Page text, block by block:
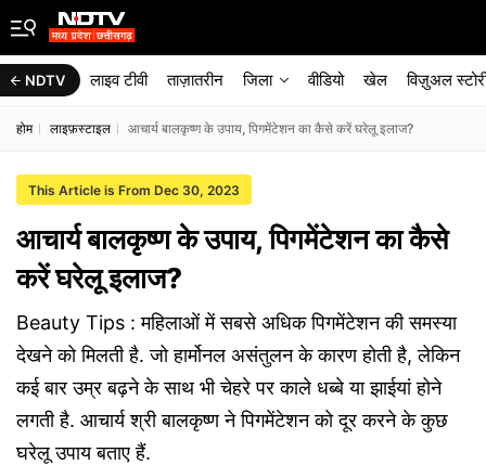
NDTV लाइव टीवी ताज़ातरीन जिला वीडियो खेल विज़ुअल
होम लाइफ़स्टाइल आचार्य बालकृष्ण के उपाय, पिगमेंटेशन का कैसे करें घरेलू इलाज?
This Article is From Dec 30, 2023
आचार्य बालकृष्ण के उपाय, पिगमेंटेशन का कैसे
करें घरेलू इलाज?
Beauty Tips : महिलाओं में सबसे अधिक पिगमेंटेशन की समस्या
देखने को मिलती है. जो हार्मोनल असंतुलन के कारण होती है, लेकिन
कई बार उम्र बढ़ने के साथ भी चेहरे पर काले धब्बे या झाईयां होने
लगती है. आचार्य श्री बालकृष्ण ने पिगमेंटेशन को दूर करने के कुछ
घरेलू उपाय बताए हैं.